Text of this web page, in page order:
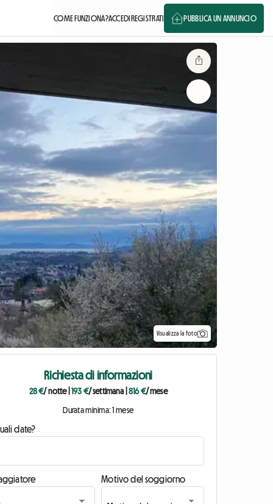
COME FUNZIONA?ACCEDIREGISTRATI PUBBLICA UN ANNUNCIO
Visualizza la foto
Richiesta di informazioni
28 €/ notte| 193 €/ settimana |816 €/ mese
Durata minima: 1 mese
date?
Motivo del soggiorno